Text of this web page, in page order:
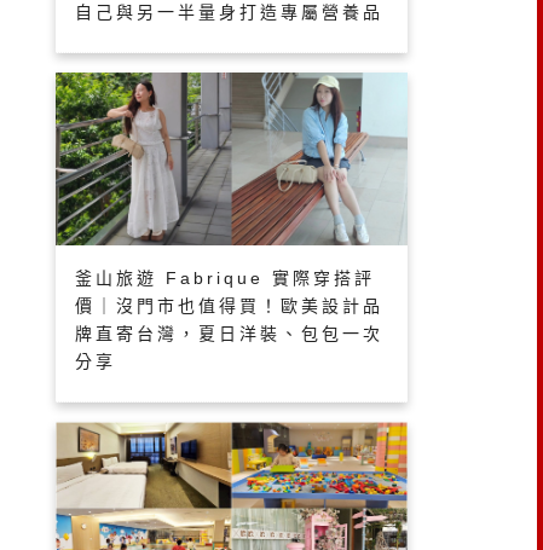
自己與另一半量身打造專屬營養品
釜山旅遊 Fabrique 實際穿搭評
價｜沒門市也值得買！歐美設計品
牌直寄台灣，夏日洋裝、包包一次
分享